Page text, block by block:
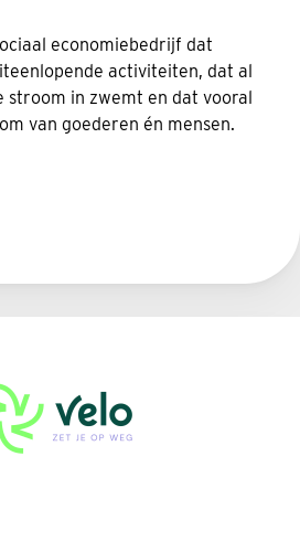
economiebedrijf dat
activiteiten, dat al
stroom in zwemt en dat vooral
van goederen én mensen.